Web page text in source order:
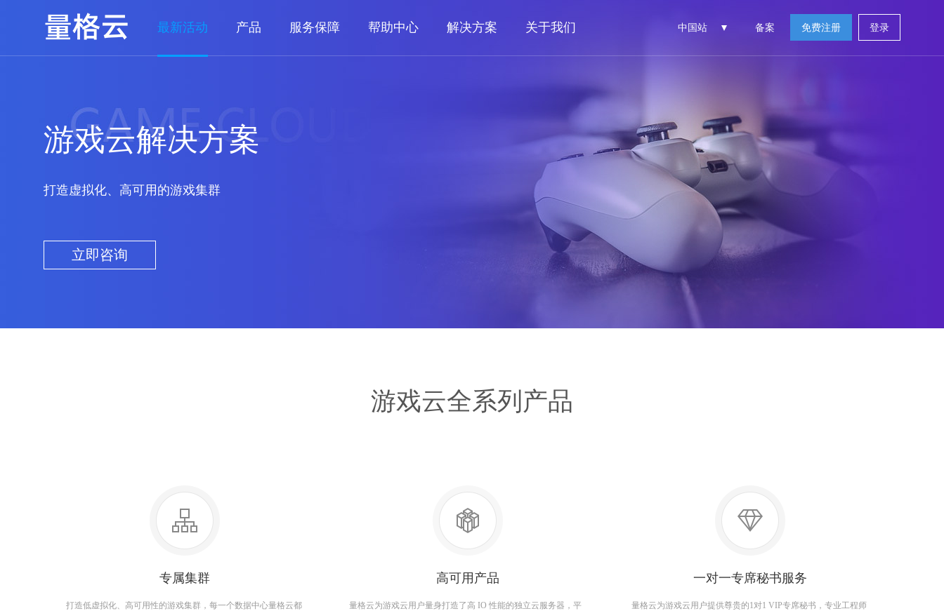
最新活动 产品 服务保障 帮助中心 解决方案 关于我们 中国站 备案 免费注册 登录
游戏云解决方案
打造虚拟化、高可用的游戏集群
立即咨询
游戏云全系列产品
专属集群
打造低虚拟化、高可用性的游戏集群，每一个数据中心量格云都
高可用产品
量格云为游戏云用户量身打造了高 IO 性能的独立云服务器，平
一对一专席秘书服务
量格云为游戏云用户提供尊贵的1对1 VIP专席秘书，专业工程师